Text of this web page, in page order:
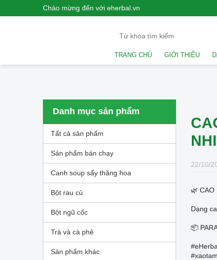
Chào mừng đến với eherbal.vn
TRANG CHỦ GIỚI THIỆU
22/10/
🌿 CAO
Dạng
📦
Danh mục sản phẩm
Tất cả sản phẩm
Sản phẩm bán chạy
Canh soup sấy thăng hoa
Bột rau củ
Bột ngũ cốc
Trà và cà phê
Sản phẩm khác